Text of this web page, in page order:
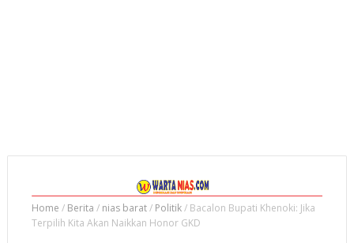
Home / Berita / nias barat/ Politik/ Bacalon Bupati Khenoki: Jika
Terpilih Kita Akan Naikkan Honor GKD